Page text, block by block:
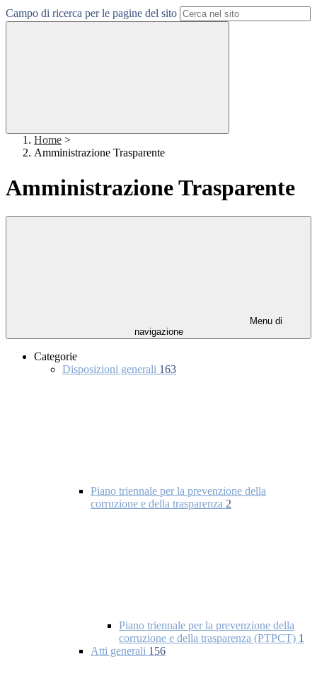
Campo di ricerca per le pagine del sito
Home >
Amministrazione Trasparente
Amministrazione Trasparente
Menu di
navigazione
Categorie
Disposizioni generali 163
Piano triennale per la prevenzione della
corruzione e della trasparenza 2
Piano triennale per la prevenzione della
corruzione e della trasparenza (PTPCT) 1
Atti generali 156